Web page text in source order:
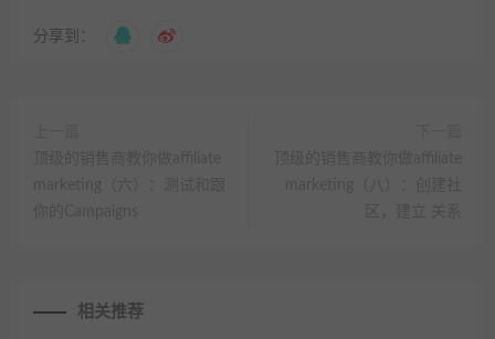
分享到：
相关推荐